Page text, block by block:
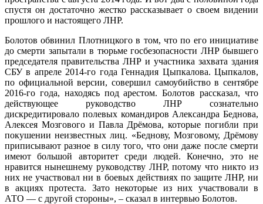
спустя он достаточно жестко рассказывает о своем видении
прошлого и настоящего ЛНР.
Болотов обвинил Плотницкого в том, что по его инициативе
до смерти запытали в тюрьме госбезопасности ЛНР бывшего
председателя правительства ЛНР и участника захвата здания
СБУ в апреле 2014-го года Геннадия Цыпкалова. Цыпкалов,
по официальной версии, совершил самоубийство в сентябре
2016-го года, находясь под арестом. Болотов рассказал, что
действующее руководство ЛНР сознательно
дискредитировало полевых командиров Александра Беднова,
Алексея Мозгового и Павла Дрёмова, которые погибли при
покушении неизвестных лиц. «Беднову, Мозговому, Дрёмову
приписывают разное в силу того, что они даже после смерти
имеют большой авторитет среди людей. Конечно, это не
нравится нынешнему руководству ЛНР, потому что никто из
них не участвовал ни в боевых действиях по защите ЛНР, ни
в акциях протеста. Зато некоторые из них участвовали в
АТО — с другой стороны», – сказал в интервью Болотов.